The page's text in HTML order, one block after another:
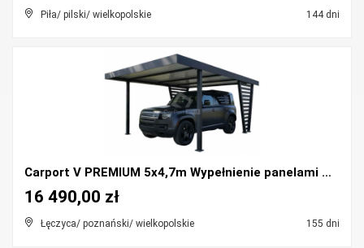
Piła/ pilski/ wielkopolskie 144 dni
Carport V PREMIUM 5x4,7m Wypełnienie panelami Wiat...
Łęczyca/ poznański/ wielkopolskie 155 dni
16 490,00 zł